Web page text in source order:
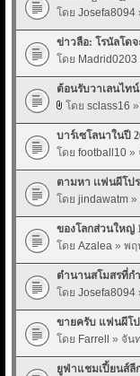
โดย Josefa8094
ข่าวลือ: โรนัลโด
โดย Madrid0203
ต้อนรับวาเลนไท
โดย sclass16
บาร์เซโลนาในปี
โดย football10 »
ตามหา เเฟนผีโป
โดย jindawatm »
ของโลกส่วนใหญ่
โดย Azalea » พฤ
ตำนานสโมสรที่ก
โดย Josefa8094
ขายครับ แฟนผีโป
โดย Farrell » จัน
ยูฟ่าแชมเปี้ยนส์ลีก